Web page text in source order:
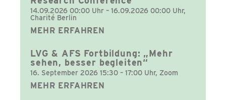
14.09.2026 00:00 Uhr – 16.09.2026 00:00 Uhr,
Charité Berlin
MEHR ERFAHREN
LVG & AFS Fortbildung: „Mehr
sehen, besser begleiten“
16. September 2026 15:30 – 17:00 Uhr, Zoom
MEHR ERFAHREN